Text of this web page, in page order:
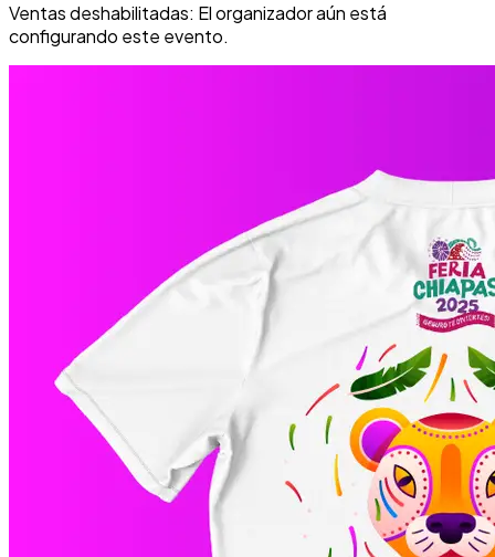
Ventas deshabilitadas: El organizador aún está
configurando este evento.